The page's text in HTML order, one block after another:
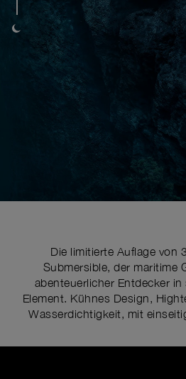
Die limitierte Auflage von
Submersible, der maritime
abenteuerlicher Entdecker
Element. Kühnes Design,
Wasserdichtigkeit, mit
Image